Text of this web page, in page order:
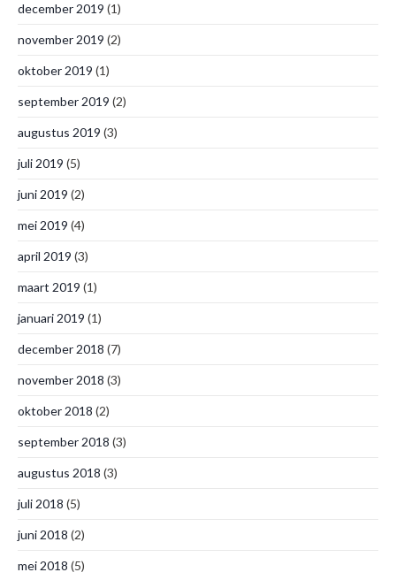
december 2019 (1)
november 2019 (2)
oktober 2019 (1)
september 2019 (2)
augustus 2019 (3)
juli 2019 (5)
juni 2019 (2)
mei 2019 (4)
april 2019 (3)
maart 2019 (1)
januari 2019 (1)
december 2018 (7)
november 2018 (3)
oktober 2018 (2)
september 2018 (3)
augustus 2018 (3)
juli 2018 (5)
juni 2018 (2)
mei 2018 (5)